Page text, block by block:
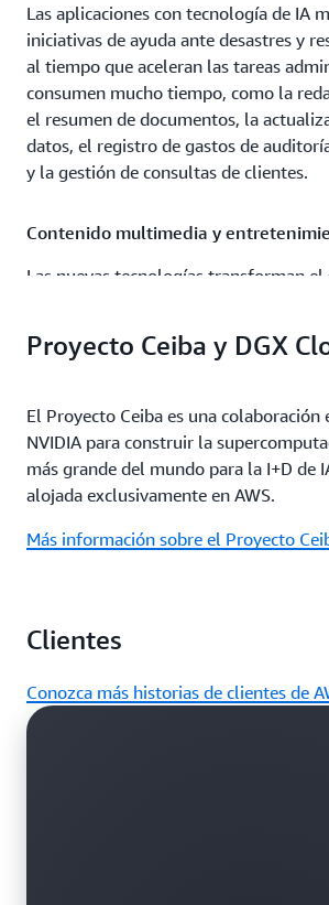
Las aplicaciones con tecnología de IA
iniciativas de ayuda ante desastres y
al tiempo que aceleran las tareas
consumen mucho tiempo, como la
el resumen de documentos, la
datos, el registro de gastos de
y la gestión de consultas de clientes.
Contenido multimedia y
Las nuevas tecnologías transforman el
mayor calidad con más rapidez; el
distribución y la monetización; y la
definida por software mejora el
directo.
Ejemplo de cliente:Hive VFX
Proyecto Ceiba y DGX
El Proyecto Ceiba es una colaboración
NVIDIA para construir la
más grande del mundo para la I+D de
alojada exclusivamente en AWS.
Más información sobre el Proyecto
Clientes
Conozca más historias de clientes de